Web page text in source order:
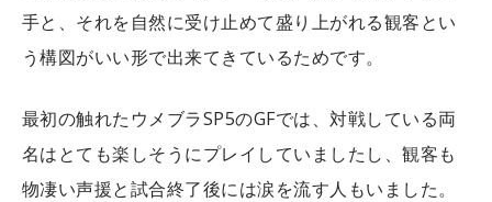
手と、それを自然に受け止めて盛り上がれる観客とい
う構図がいい形で出来てきているためです。
最初の触れたウメブラSP5のGFでは、対戦している両
名はとても楽しそうにプレイしていましたし、観客も
物凄い声援と試合終了後には涙を流す人もいました。